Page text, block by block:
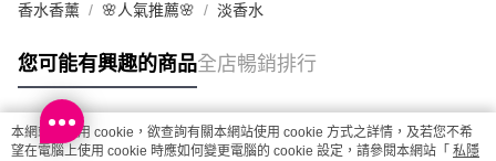
香水香薰 🌸人氣推薦🌸 淡香水
您可能有興趣的商品全店暢銷排行
熱門標籤
本網站中使用 cookie，欲查詢有關本網站使用 cookie 方式之詳情，及若您不希
望在電腦上使用 cookie 時應如何變更電腦的 cookie 設定，請參閱本網站「 私隱